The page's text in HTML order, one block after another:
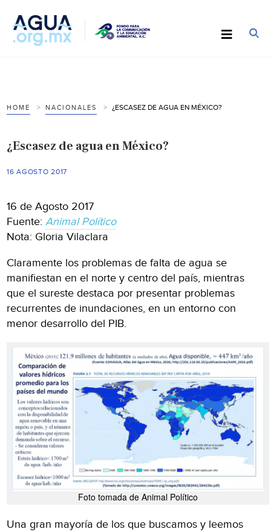
HOME NACIONALES ¿ESCASEZ DE AGUA EN MÉXICO?
¿Escasez de agua en México?
16 AGOSTO 2017
16 de Agosto 2017
Fuente:Animal Político
Nota: Gloria Vilaclara
Claramente los problemas de falta de agua se
manifiestan en el norte y centro del país, mientras
que el sureste destaca por presentar problemas
recurrentes de inundaciones, en un entorno con
menor desarrollo del PIB.
Foto tomada de Animal Político
Una gran mayoría de los que buscamos y leemos